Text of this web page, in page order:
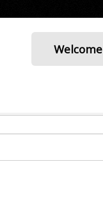
Welcome